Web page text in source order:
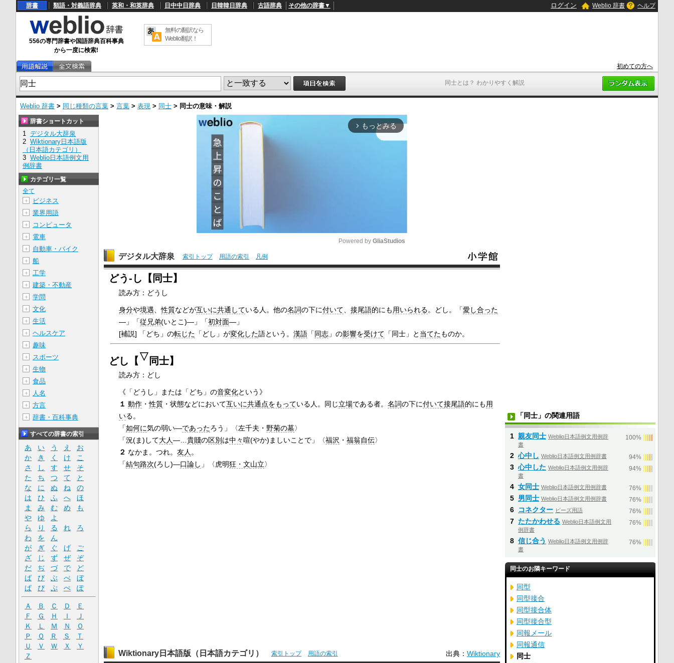
同士とは？ わかりやすく解説
辞書 類語・対義語辞典 英和・和英辞典 日中中日辞典 日韓韓日辞典 古語辞典 その他の辞書▼ ログイン Weblio 辞書 ヘルプ
556の専門辞書や国語辞典百科事典
から一度に検索!
無料の翻訳なら
Weblio翻訳！
初めての方へ
Weblio 辞書 > 同じ種類の言葉 > 言葉 > 表現 > 同士 > 同士の意味・解説
arrow_forward_ios もっとみる
M
e
Powered by GliaStudios
デジタル大辞泉 索引トップ 用語の索引 凡例
どう‐し【同士】
読み方：どうし
身分や境遇、性質などが互いに共通している人。他の名詞の下に付いて、接尾語的にも用いられる。どし。「愛し合った
―」「従兄弟(いとこ)―」「初対面―」
[補説] 「どち」の転じた 「どし」が変化した語という。漢語 「同志 」の影響を受けて 「同士」と 当てたものか。
どし【▽ 同士】
読み方：どし
《「どうし」または「どち」の音変化という》
１ 動作 ・性質 ・状態などにおいて互いに共通点をもっている人。同じ立場である者。名詞の下に付いて接尾語的にも用
いる。
「如何に気の弱い―であったろう」〈左千夫・野菊の墓〉
「況(ま)して大人―…貴賤の区別 は中々喧(やか)ましいことで」〈福沢 ・福翁自伝〉
２ なかま。つれ。友人。
「結句路次(ろし)―口論し 」〈虎明狂・文山立〉
Wiktionary日本語版（日本語カテゴリ） 索引トップ 用語の索引 出典： Wiktionary
辞書ショートカット
1 デジタル大辞泉
2 Wiktionary日本語版
（日本語カテゴリ）
3 Weblio日本語例文用
例辞書
カテゴリ一覧
全て
＋
ビジネス
＋ 業界用語
＋ コンピュータ
＋ 電車
＋ 自動車・バイク
＋ 船
＋ 工学
＋ 建築・不動産
＋ 学問
＋ 文化
＋ 生活
＋ ヘルスケア
＋ 趣味
＋ スポーツ
＋ 生物
＋ 食品
＋ 人名
＋ 方言
＋ 辞書・百科事典
すべての辞書の索引
あ い う え
お
か
き く け
こ
さ
し す せ
そ
た
ち つ て
と
な
に ぬ ね
の
は
ひ ふ へ
ほ
ま
み む め
も
や
ゆ
よ
ら
り る れ
ろ
わ
を
ん
が
ぎ ぐ げ
ご
ざ
じ ず ぜ
ぞ
だ
ぢ づ で
ど
ば
び ぶ べ
ぼ
ぱ
ぴ ぷ ぺ ぽ
Ａ Ｂ Ｃ Ｄ
Ｅ
Ｆ
Ｇ Ｈ Ｉ
Ｊ
Ｋ
Ｌ Ｍ Ｎ
Ｏ
Ｐ
Ｑ Ｒ Ｓ
Ｔ
Ｕ
Ｖ Ｗ Ｘ
Ｙ
Ｚ
「同士」の関連用語
1 親友同士 Weblio日本語例文用例辞
書
100%
2 心中し Weblio日本語例文用例辞書 94%
3 心中した Weblio日本語例文用例辞
書
94%
4 女同士 Weblio日本語例文用例辞書 76%
5 男同士 Weblio日本語例文用例辞書 76%
6 コネクター ビーズ用語 76%
7 たたかわせる Weblio日本語例文用
例辞書
76%
8 信じ合う Weblio日本語例文用例辞
書
76%
同士のお隣キーワード
同型
同型接合
同型接合体
同型接合型
同報メール
同報通信
同士